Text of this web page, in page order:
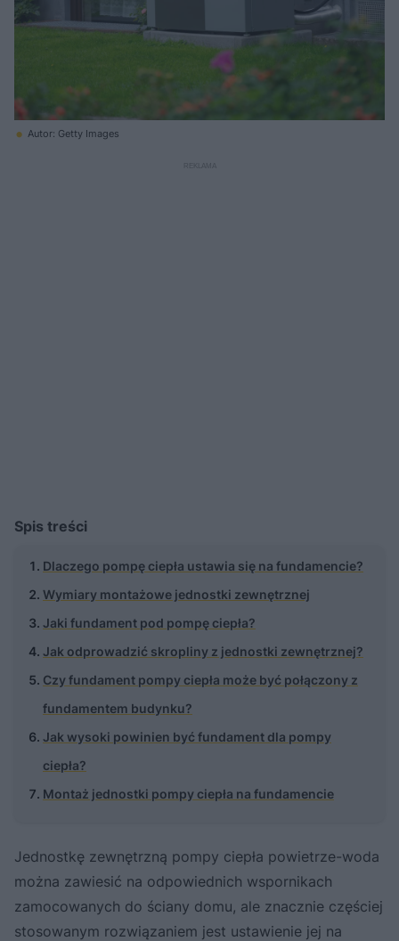
Autor: Getty Images
Spis treści
Dlaczego pompę ciepła ustawia się na fundamencie?
Wymiary montażowe jednostki zewnętrznej
Jaki fundament pod pompę ciepła?
Jak odprowadzić skropliny z jednostki zewnętrznej?
Czy fundament pompy ciepła może być połączony z
fundamentem budynku?
Jak wysoki powinien być fundament dla pompy
ciepła?
Montaż jednostki pompy ciepła na fundamencie
Jednostkę zewnętrzną pompy ciepła powietrze-woda
można zawiesić na odpowiednich wspornikach
zamocowanych do ściany domu, ale znacznie częściej
stosowanym rozwiązaniem jest ustawienie jej na